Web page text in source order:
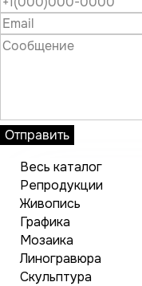
Отправить
Весь каталог
Репродукции
Живопись
Графика
Мозаика
Линогравюра
Скульптура